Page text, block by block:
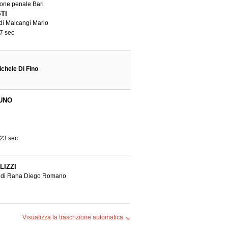
penale Bari
Malcangi Mario
sec
Di Fino
sec
Rana Diego Romano
sec
Visualizza la trascrizione automatica